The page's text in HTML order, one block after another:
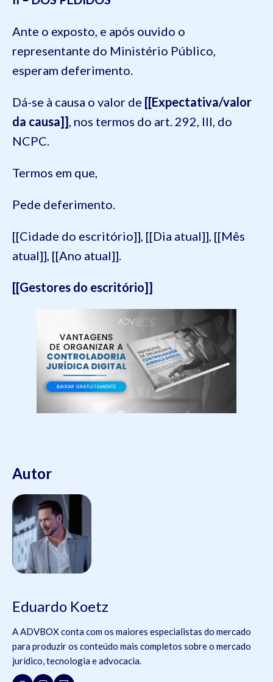
Ante o exposto, e após ouvido o
representante do Ministério Público,
esperam deferimento.
Dá-se à causa o valor de [[Expectativa/valor
da causa]] , nos termos do art. 292, III, do
NCPC.
Termos em que,
Pede deferimento.
[[Cidade do escritório]], [[Dia atual]], [[Mês
atual]], [[Ano atual]].
[[Gestores do escritório]]
Autor
Eduardo Koetz
A ADVBOX conta com os maiores especialistas do mercado
para produzir os conteúdo mais completos sobre o mercado
jurídico, tecnologia e advocacia.